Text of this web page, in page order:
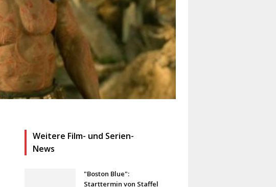
Weitere Film- und Serien-
News
"Boston Blue":
Starttermin von Staffel